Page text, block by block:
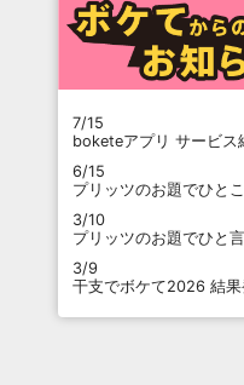
7/15
boketeアプリ サービス
6/15
プリッツのお題でひと
3/10
プリッツのお題でひと
3/9
干支でボケて2026 結